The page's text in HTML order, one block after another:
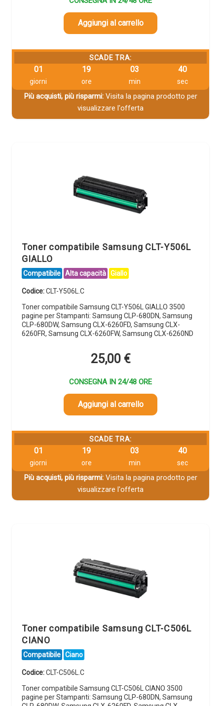
Aggiungi al carrello
SCADE TRA:
01
giorni
19
ore
03
min
39
sec
Più acquisti, più risparmi:Visita la pagina prodotto per
visualizzare l'offerta
Toner compatibile Samsung CLT-Y506L
GIALLO
Compatibile Alta capacità Giallo
Codice:CLT-Y506L.C
Toner compatibile Samsung CLT-Y506L GIALLO 3500
pagine per Stampanti: Samsung CLP-680DN, Samsung
CLP-680DW, Samsung CLX-6260FD, Samsung CLX-
6260FR, Samsung CLX-6260FW, Samsung CLX-6260ND
25,00 €
CONSEGNA IN 24/48 ORE
Aggiungi al carrello
SCADE TRA:
01
giorni
19
ore
03
min
39
sec
Più acquisti, più risparmi:Visita la pagina prodotto per
visualizzare l'offerta
Toner compatibile Samsung CLT-C506L
CIANO
Compatibile Ciano
Codice:CLT-C506L.C
Toner compatibile Samsung CLT-C506L CIANO 3500
pagine per Stampanti: Samsung CLP-680DN, Samsung